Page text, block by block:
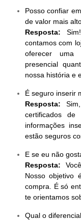
Posso confiar
de valor mais
Resposta:
contamos com
oferecer uma
presencial
nossa história e
É seguro inserir
Resposta:
certificados
informações
estão seguros
E se eu não
Resposta:
Nosso objetivo
compra. É só
te orientamos
Qual o